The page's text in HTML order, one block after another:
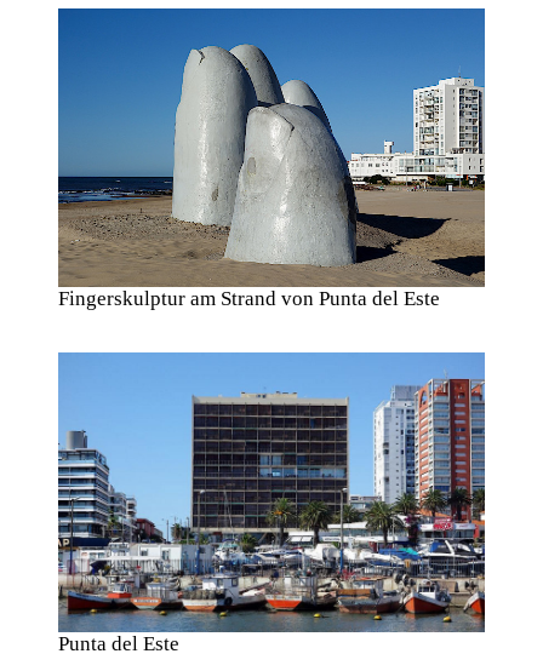
Fingerskulptur am Strand von Punta del Este
Punta del Este